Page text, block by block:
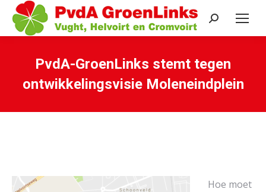
Search:
PvdA-GroenLinks stemt tegen
ontwikkelingsvisie Moleneindplein
Hoe moet